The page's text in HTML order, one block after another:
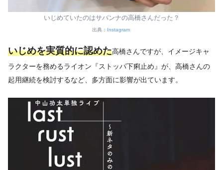
いじめていたのはサバンナの高橋さんだった？
出典： Instagram
いじめを実質的に認めた高橋さんですが、イメージキャ
ラクターを務めるライオン『ストッパ下痢止め』が、高橋さんの
起用継続を検討するなど、多方面に影響が出ています。